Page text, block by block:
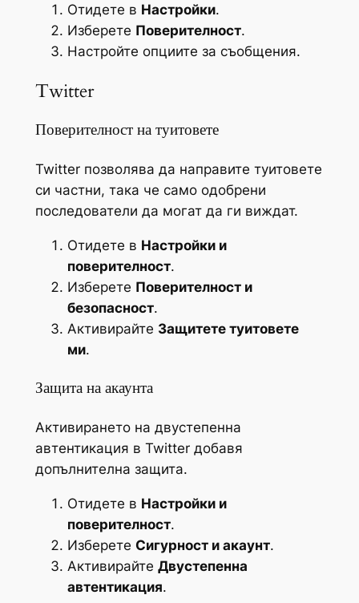
Отидете в Настройки.
Изберете Поверителност.
Настройте опциите за съобщения.
Twitter
Поверителност на туитовете
Twitter позволява да направите туитовете
си частни, така че само одобрени
последователи да могат да ги виждат.
Отидете в Настройки и
поверителност.
Изберете Поверителност и
безопасност.
Активирайте Защитете туитовете
ми.
Защита на акаунта
Активирането на двустепенна
автентикация в Twitter добавя
допълнителна защита.
Отидете в Настройки и
поверителност.
Изберете Сигурност и акаунт.
Активирайте Двустепенна
автентикация.